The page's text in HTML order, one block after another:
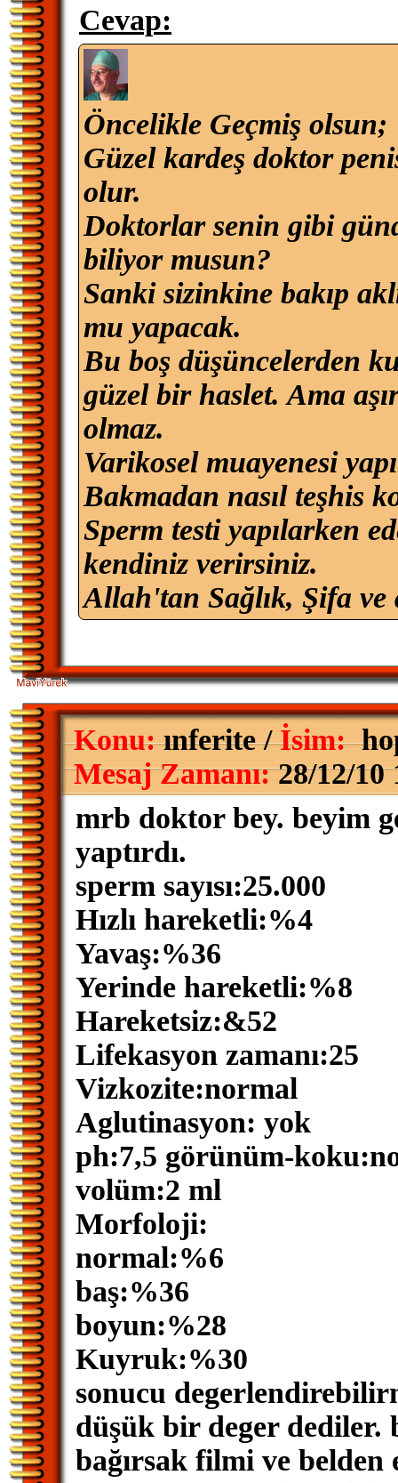
Cevap:
Öncelikle Geçmiş olsun;
Güzel kardeş doktor
olur.
Doktorlar senin gibi
biliyor musun?
Sanki sizinkine bakıp
mu yapacak.
Bu boş düşüncelerden
güzel bir haslet. Ama
olmaz.
Varikosel muayenesi
Bakmadan nasıl teşhis
Sperm testi yapılarken
kendiniz verirsiniz.
Allah'tan Sağlık, Şifa
Konu:ınferite /İsim:
Mesaj Zamanı:28/12/10
mrb doktor bey. beyim
yaptırdı.
sperm sayısı:25.000
Hızlı hareketli:%4
Yavaş:%36
Yerinde hareketli:%8
Hareketsiz:&52
Lifekasyon zamanı:25
Vizkozite:normal
Aglutinasyon: yok
ph:7,5 görünüm-
volüm:2 ml
Morfoloji:
normal:%6
baş:%36
boyun:%28
Kuyruk:%30
sonucu
düşük bir deger dediler.
bağırsak filmi ve